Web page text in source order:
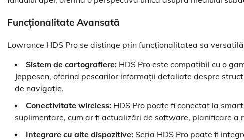
Funcționalitate Avansată
Lowrance HDS Pro se distinge prin funcționalitatea sa
Sistem de cartografiere: HDS Pro este compatibil cu o
Jeppesen, oferind pescarilor informații detaliate despre
de navigație.
Conectivitate wireless: HDS Pro poate fi conectat la
suplimentare, cum ar fi actualizări de software, planificare
Integrare cu alte dispozitive: Seria HDS Pro poate fi